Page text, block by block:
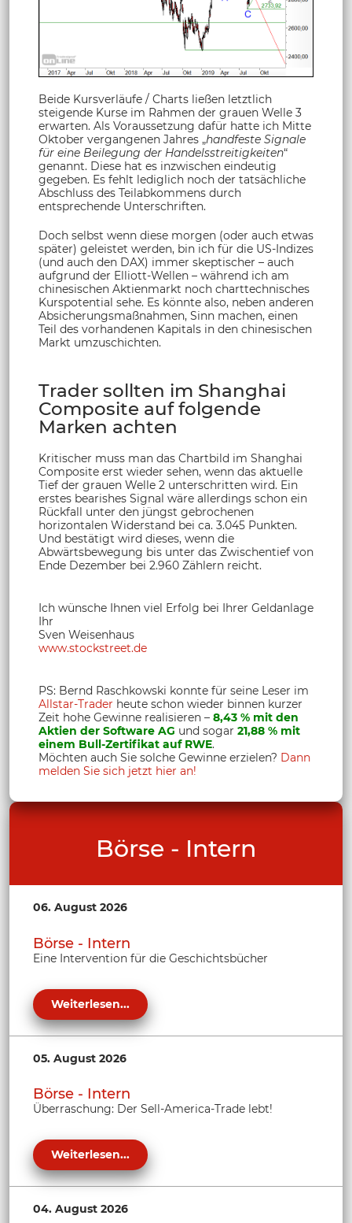
Beide Kursverläufe / Charts ließen letztlich
steigende Kurse im Rahmen der grauen Welle 3
erwarten. Als Voraussetzung dafür hatte ich Mitte
Oktober vergangenen Jahres „handfeste Signale
für eine Beilegung der Handelsstreitigkeiten“
genannt. Diese hat es inzwischen eindeutig
gegeben. Es fehlt lediglich noch der tatsächliche
Abschluss des Teilabkommens durch
entsprechende Unterschriften.
Doch selbst wenn diese morgen (oder auch etwas
später) geleistet werden, bin ich für die US-Indizes
(und auch den DAX) immer skeptischer – auch
aufgrund der Elliott-Wellen – während ich am
chinesischen Aktienmarkt noch charttechnisches
Kurspotential sehe. Es könnte also, neben anderen
Absicherungsmaßnahmen, Sinn machen, einen
Teil des vorhandenen Kapitals in den chinesischen
Markt umzuschichten.
Trader sollten im Shanghai
Composite auf folgende
Marken achten
Kritischer muss man das Chartbild im Shanghai
Composite erst wieder sehen, wenn das aktuelle
Tief der grauen Welle 2 unterschritten wird. Ein
erstes bearishes Signal wäre allerdings schon ein
Rückfall unter den jüngst gebrochenen
horizontalen Widerstand bei ca. 3.045 Punkten.
Und bestätigt wird dieses, wenn die
Abwärtsbewegung bis unter das Zwischentief von
Ende Dezember bei 2.960 Zählern reicht.
Ich wünsche Ihnen viel Erfolg bei Ihrer Geldanlage
Ihr
Sven Weisenhaus
www.stockstreet.de
PS: Bernd Raschkowski konnte für seine Leser im
Allstar-Trader heute schon wieder binnen kurzer
Zeit hohe Gewinne realisieren – 8,43 % mit den
Aktien der Software AG und sogar 21,88 % mit
einem Bull-Zertifikat auf RWE.
Möchten auch Sie solche Gewinne erzielen? Dann
melden Sie sich jetzt hier an!
Börse - Intern
06. August 2026
Börse - Intern
Eine Intervention für die Geschichtsbücher
Weiterlesen...
05. August 2026
Börse - Intern
Überraschung: Der Sell-America-Trade lebt!
Weiterlesen...
04. August 2026